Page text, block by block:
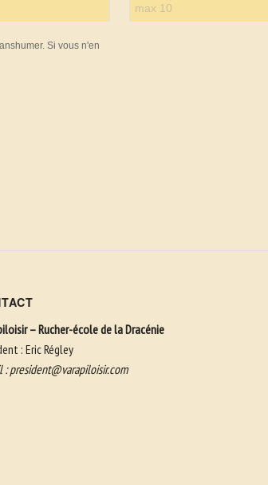
Si vous n'en
– Rucher-école de la Dracénie
: Eric Régley
:president@varapiloisir.com